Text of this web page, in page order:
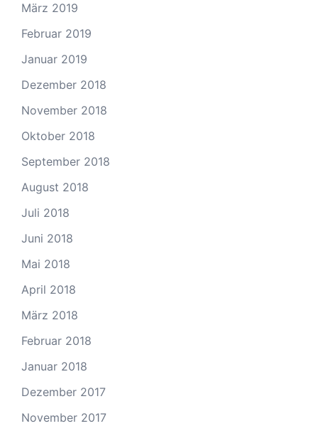
März 2019
Februar 2019
Januar 2019
Dezember 2018
November 2018
Oktober 2018
September 2018
August 2018
Juli 2018
Juni 2018
Mai 2018
April 2018
März 2018
Februar 2018
Januar 2018
Dezember 2017
November 2017